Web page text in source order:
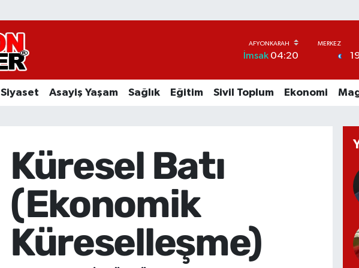
İmsak04:20
Siyaset Asayiş Yaşam Sağlık Eğitim Sivil Toplum Ekonomi
Küresel Batı
(Ekonomik
Küreselleşme)